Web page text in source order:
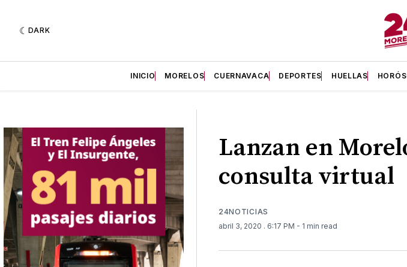
DARK
INICIO MORELOS CUERNAVACA DEPORTES HUELLAS
Lanzan en
consulta virtual
24NOTICIAS
abril 3, 2020 . 6:17 PM - 1 min read